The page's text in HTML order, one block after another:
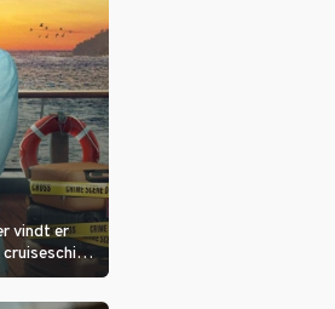
vindt er
is en